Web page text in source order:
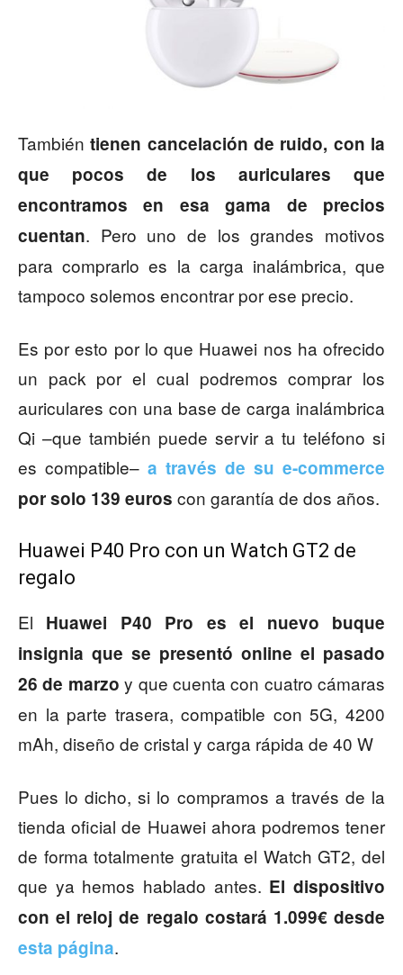
También tienen cancelación de ruido, con la
que pocos de los auriculares que
encontramos en esa gama de precios
cuentan. Pero uno de los grandes motivos
para comprarlo es la carga inalámbrica, que
tampoco solemos encontrar por ese precio.
Es por esto por lo que Huawei nos ha ofrecido
un pack por el cual podremos comprar los
auriculares con una base de carga inalámbrica
Qi –que también puede servir a tu teléfono si
es compatible– a través de su e-commerce
por solo 139 euros con garantía de dos años.
Huawei P40 Pro con un Watch GT2 de
regalo
El Huawei P40 Pro es el nuevo buque
insignia que se presentó online el pasado
26 de marzo y que cuenta con cuatro cámaras
en la parte trasera, compatible con 5G, 4200
mAh, diseño de cristal y carga rápida de 40 W
Pues lo dicho, si lo compramos a través de la
tienda oficial de Huawei ahora podremos tener
de forma totalmente gratuita el Watch GT2, del
que ya hemos hablado antes. El dispositivo
con el reloj de regalo costará 1.099€ desde
esta página.